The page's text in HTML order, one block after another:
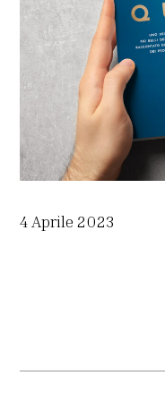
4 Aprile 2023